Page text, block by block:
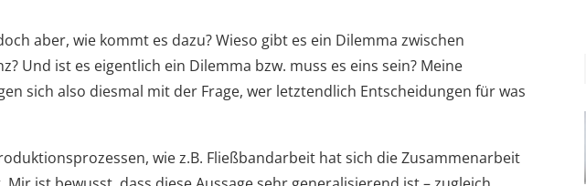
aber, wie kommt es dazu? Wieso gibt es ein Dilemma zwischen
Und ist es eigentlich ein Dilemma bzw. muss es eins sein? Meine
sich also diesmal mit der Frage, wer letztendlich Entscheidungen für was
wie z.B. Fließbandarbeit hat sich die Zusammenarbeit